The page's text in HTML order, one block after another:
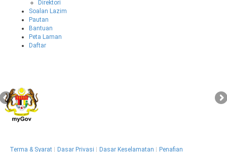
Direktori
Soalan Lazim
Pautan
Bantuan
Peta Laman
Daftar
Terma & Syarat Dasar Privasi Dasar Keselamatan
Penafian